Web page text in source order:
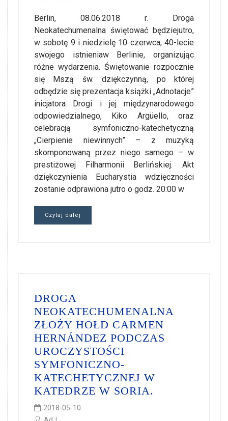
Berlin, 08.06.2018 r. Droga
Neokatechumenalna świętować będziejutro,
w sobotę 9 i niedzielę 10 czerwca, 40-lecie
swojego istnieniaw Berlinie, organizując
różne wydarzenia. Świętowanie rozpocznie
się Mszą św. dziękczynną, po której
odbędzie się prezentacja książki „Adnotacje”
inicjatora Drogi i jej międzynarodowego
odpowiedzialnego, Kiko Argüello, oraz
celebracją symfoniczno-katechetyczną
„Cierpienie niewinnych” – z muzyką
skomponowaną przez niego samego – w
prestiżowej Filharmonii Berlińskiej. Akt
dziękczynienia Eucharystia wdzięczności
zostanie odprawiona jutro o godz. 20:00 w
Czytaj dalej
DROGA
NEOKATECHUMENALNA
ZŁOŻY HOŁD CARMEN
HERNÁNDEZ PODCZAS
UROCZYSTOŚCI
SYMFONICZNO-
KATECHETYCZNEJ W
KATEDRZE W SORIA.
2018-05-10